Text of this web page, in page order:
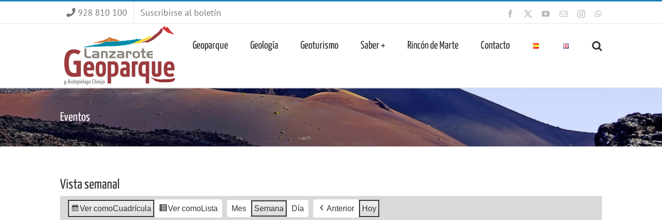
928 810 100 Suscribirse al boletín Facebook YouTube
CorreoInstagram
Geoparque Geología Geoturismo Saber + Rincón de Marte Contacto
Eventos
Vista semanal
Ver comoCuadrícula Ver comoLista Mes Semana Día Anterior Hoy